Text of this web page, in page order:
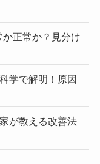
正常か？見分け
学で解明！原因
が教える改善法